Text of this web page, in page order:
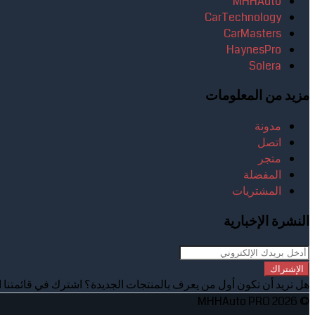
CarTechnology
CarMasters
HaynesPro
Solera
مزيد من المعلومات
مدونة
اتصل
متجر
المفضلة
المشتريات
النشرة الإخبارية
الإشتراك
هل تريد أن تكون أول من يعرف بالمنتجات الجديدة؟ اشترك في قائمتنا
© 2026 MHHAuto PRO